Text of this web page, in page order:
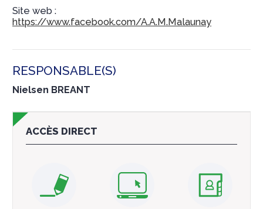
Site web :
https://www.facebook.com/A.A.M.Malaunay
RESPONSABLE(S)
Nielsen BREANT
ACCÈS DIRECT